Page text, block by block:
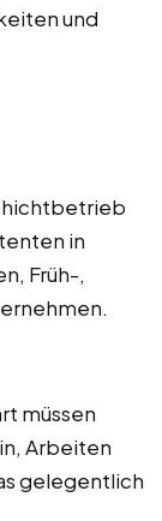
und
in
Früh-,
müssen
Arbeiten
gelegentlich